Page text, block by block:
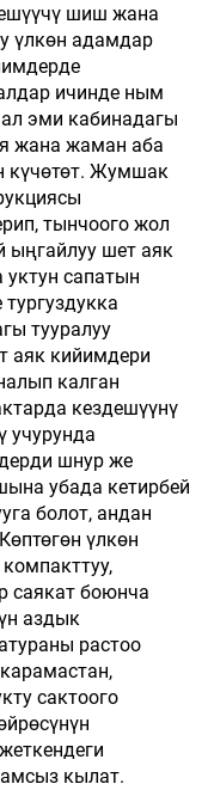
шиш жана
үлкөн адамдар
ичинде ным
эми кабинадагы
жана жаман аба
күчөтөт. Жумшак
тынчоого жол
ыңгайлуу шет аяк
сапатын
тууралуу
аяк кийимдери
калган
кездешүүнү
учурунда
шнур же
убада кетирбей
болот, андан
үлкөн
саякат боюнча
аздык
растоо
сактоого
кылат.